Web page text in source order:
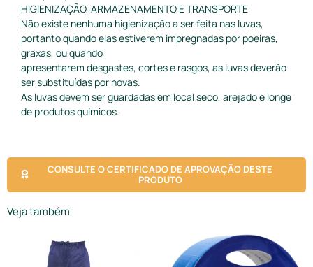
HIGIENIZAÇÃO, ARMAZENAMENTO E TRANSPORTE
Não existe nenhuma higienização a ser feita nas luvas,
portanto quando elas estiverem impregnadas por poeiras,
graxas, ou quando
apresentarem desgastes, cortes e rasgos, as luvas deverão
ser substituídas por novas.
As luvas devem ser guardadas em local seco, arejado e longe
de produtos químicos.
CONSULTE O CERTIFICADO DE APROVAÇÃO DESTE
PRODUTO
Veja também